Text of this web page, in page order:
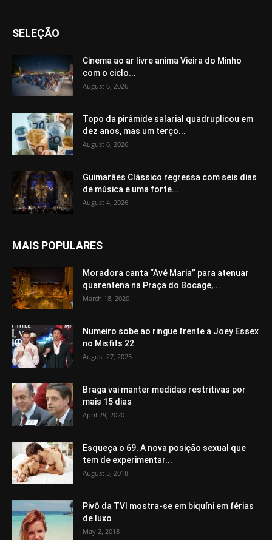
SELEÇÃO
Cinema ao ar livre anima Vieira do Minho
com o ciclo...
August 6, 2026
Topo da pirâmide salarial quadruplicou em
dez anos, mas um terço...
August 6, 2026
Guimarães Clássico regressa com seis dias
de música e uma forte...
August 4, 2026
MAIS POPULARES
Moradora canta “Avé Maria” para atenuar
quarentena na Praça do Bocage,...
March 18, 2020
Numeiro sobe ao ringue frente a Joey Essex
no Misfits 22
August 27, 2025
Braga vai manter medidas restritivas por
mais 15 dias
April 29, 2020
Esqueça o 69. A nova posição sexual que
tem de experimentar...
August 5, 2018
Pivô da TVI mostra-se em biquíni em férias
de luxo
May 2, 2018